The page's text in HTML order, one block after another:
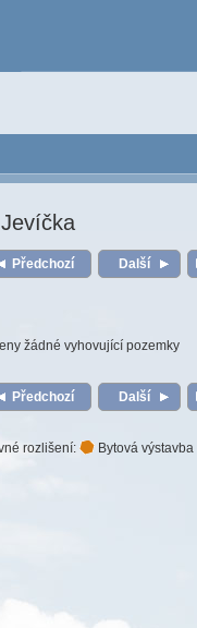
Předchozí Další
žádné vyhovující pozemky
Předchozí Další
rozlišení: Bytová výstavba